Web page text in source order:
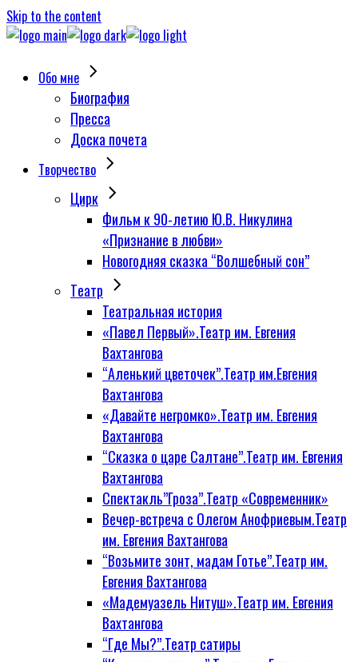
Skip to the content
Обо мне
Биография
Пресса
Доска почета
Творчество
Цирк
Фильм к 90-летию Ю.В. Никулина
«Признание в любви»
Новогодняя сказка “Волшебный сон”
Tеатр
Театральная история
«Павел Первый».Театр им. Евгения
Вахтангова
“Аленький цветочек”.Театр им.Евгения
Вахтангова
«Давайте негромко».Театр им. Евгения
Вахтангова
“Сказка о царе Салтане”.Театр им. Евгения
Вахтангова
Спектакль”Гроза”.Театр «Современник»
Вечер-встреча с Олегом Анофриевым.Театр
им. Евгения Вахтангова
“Возьмите зонт, мадам Готье”.Театр им.
Евгения Вахтангова
«Мадемуазель Нитуш».Театр им. Евгения
Вахтангова
“Где Мы?”.Театр сатиры